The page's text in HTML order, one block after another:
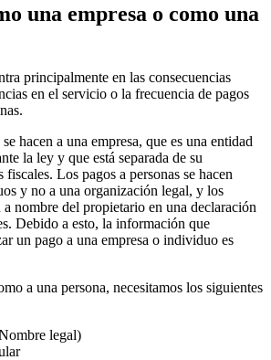
una empresa o como una
principalmente en las consecuencias
en el servicio o la frecuencia de pagos
hacen a una empresa, que es una entidad
la ley y que está separada de su
Los pagos a personas se hacen
y no a una organización legal, y los
a nombre del propietario en una declaración
Debido a esto, la información que
un pago a una empresa o individuo es
a una persona, necesitamos los siguientes
legal)